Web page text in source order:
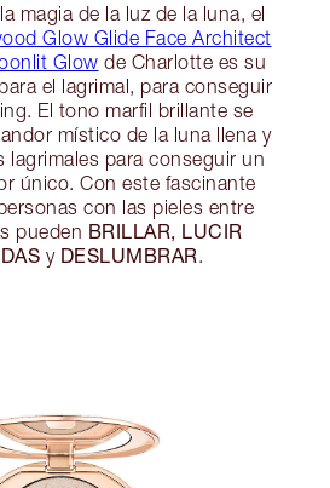
magia de la luz de la luna, el
Glow Glide Face Architect
Glow de Charlotte es su
el lagrimal, para conseguir
El tono marfil brillante se
místico de la luna llena y
lagrimales para conseguir un
único. Con este fascinante
con las pieles entre
pueden BRILLAR, LUCIR
y DESLUMBRAR.